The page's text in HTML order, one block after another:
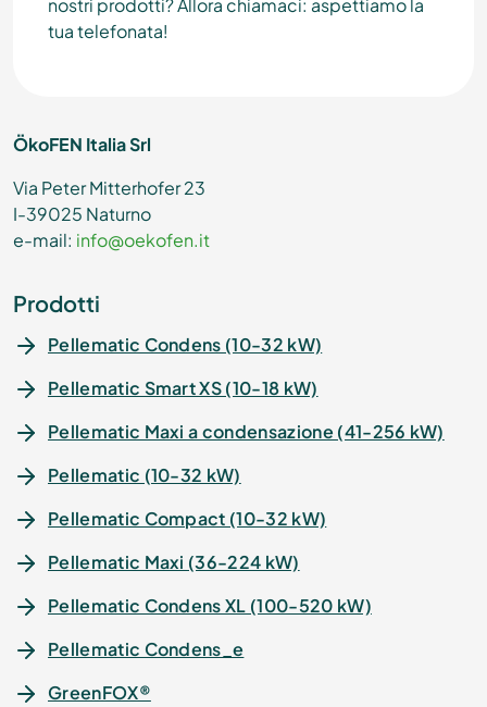
nostri prodotti? Allora chiamaci: aspettiamo la
tua telefonata!
ÖkoFEN Italia Srl
Via Peter Mitterhofer 23
I-39025 Naturno
e-mail: info@oekofen.it
Prodotti
Pellematic Condens (10-32 kW)
Pellematic Smart XS (10-18 kW)
Pellematic Maxi a condensazione (41-256 kW)
Pellematic (10-32 kW)
Pellematic Compact (10-32 kW)
Pellematic Maxi (36-224 kW)
Pellematic Condens XL (100-520 kW)
Pellematic Condens_e
GreenFOX®